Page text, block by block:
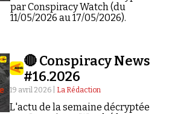
par Conspiracy Watch (du
11/05/2026 au 17/05/2026).
🔴 Conspiracy News
#16.2026
19 avril 2026 | La Rédaction
L'actu de la semaine décryptée